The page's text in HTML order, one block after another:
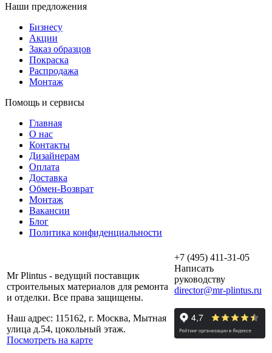
Наши предложения
Бизнесу
Акции
Заказ образцов
Покраска
Распродажа
Монтаж
Помощь и сервисы
Главная
О нас
Контакты
Дизайнерам
Оплата
Доставка
Обмен-Возврат
Монтаж
Вакансии
Блог
Политика конфиденциальности
Mr Plintus - ведущий поставщик
строительных материалов для ремонта
и отделки. Все права защищены.
Наш адрес: 115162, г. Москва, Мытная
улица д.54, цокольный этаж.
Посмотреть на карте
+7 (495) 411-31-05
Написать
руководству
director@mr-plintus.ru